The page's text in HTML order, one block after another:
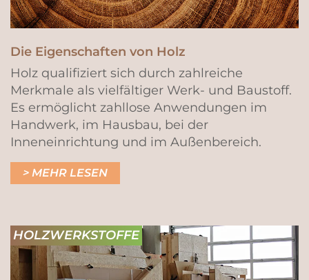
Die Eigenschaften von Holz
Holz qualifiziert sich durch zahlreiche
Merkmale als vielfältiger Werk- und Baustoff.
Es ermöglicht zahllose Anwendungen im
Handwerk, im Hausbau, bei der
Inneneinrichtung und im Außenbereich.
MEHR LESEN
HOLZWERKSTOFFE